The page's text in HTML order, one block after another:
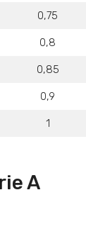
0,75
0,8
0,85
0,9
1
A